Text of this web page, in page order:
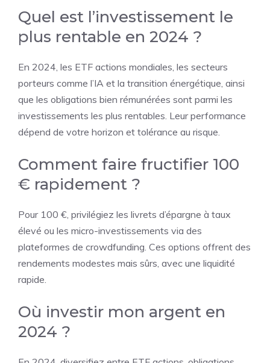
Quel est l’investissement le
plus rentable en 2024 ?
En 2024, les ETF actions mondiales, les secteurs
porteurs comme l’IA et la transition énergétique, ainsi
que les obligations bien rémunérées sont parmi les
investissements les plus rentables. Leur performance
dépend de votre horizon et tolérance au risque.
Comment faire fructifier 100
€ rapidement ?
Pour 100 €, privilégiez les livrets d’épargne à taux
élevé ou les micro-investissements via des
plateformes de crowdfunding. Ces options offrent des
rendements modestes mais sûrs, avec une liquidité
rapide.
Où investir mon argent en
2024 ?